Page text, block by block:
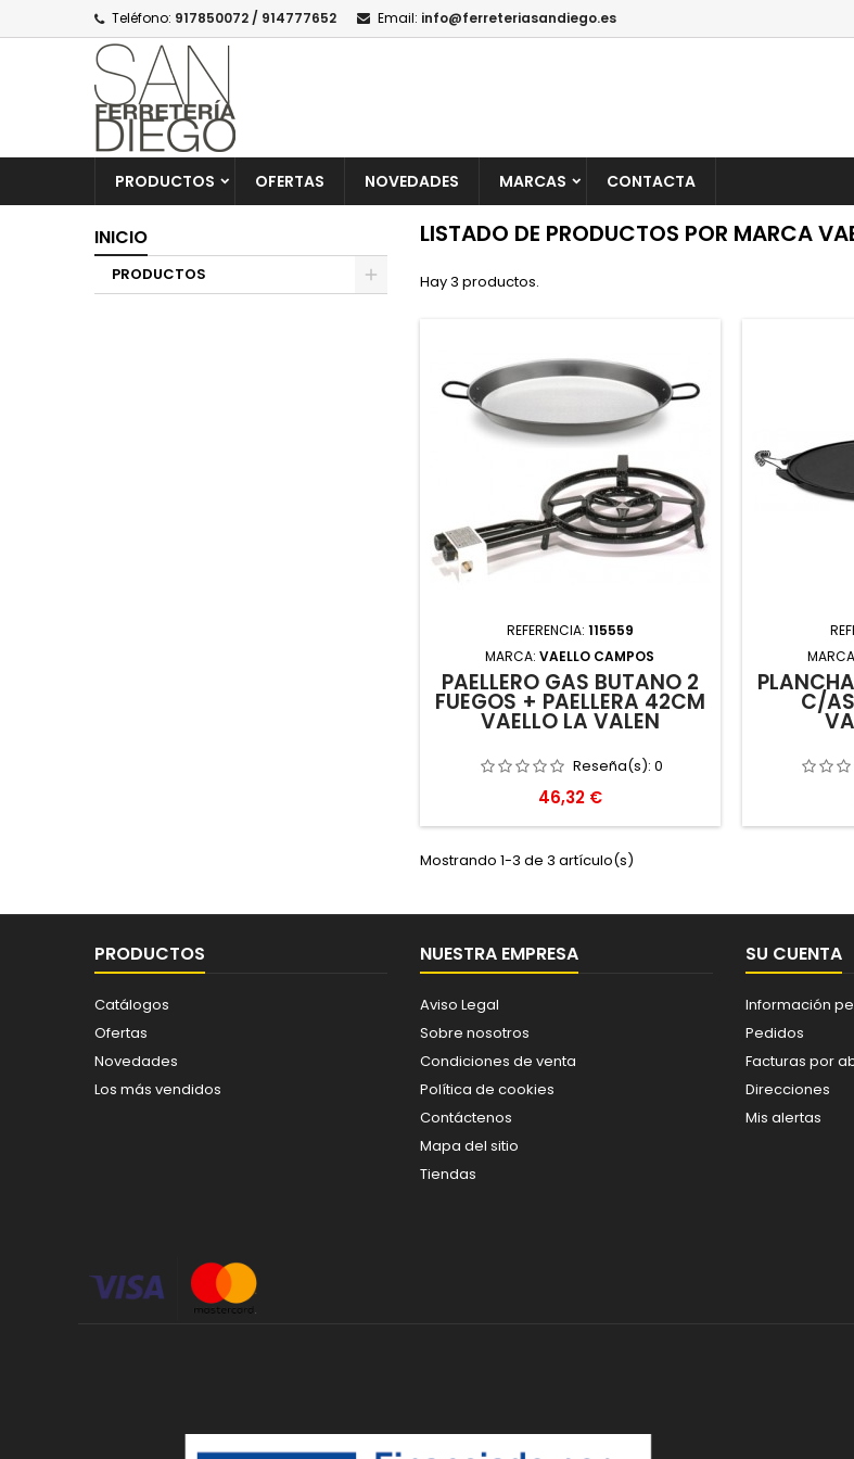
Teléfono: 917850072 / 914777652 Email: info@ferreteriasandiego.es
PRODUCTOS OFERTAS NOVEDADES MARCAS CONTACTA
INICIO
PRODUCTOS
LISTADO DE PRODUCTOS POR MARCA
Hay 3 productos.
REFERENCIA: 115559
MARCA:VAELLO CAMPOS
PAELLERO GAS BUTANO 2
FUEGOS + PAELLERA 42CM
VAELLO LA VALEN
Reseña(s):0
Precio
46,32 €
C/
Mostrando 1-3 de 3 artículo(s)
PRODUCTOS
Catálogos
Ofertas
Novedades
Los más vendidos
NUESTRA EMPRESA
Aviso Legal
Sobre nosotros
Condiciones de venta
Política de cookies
Contáctenos
Mapa del sitio
Tiendas
SU CUENTA
Información
Pedidos
Facturas por
Direcciones
Mis alertas